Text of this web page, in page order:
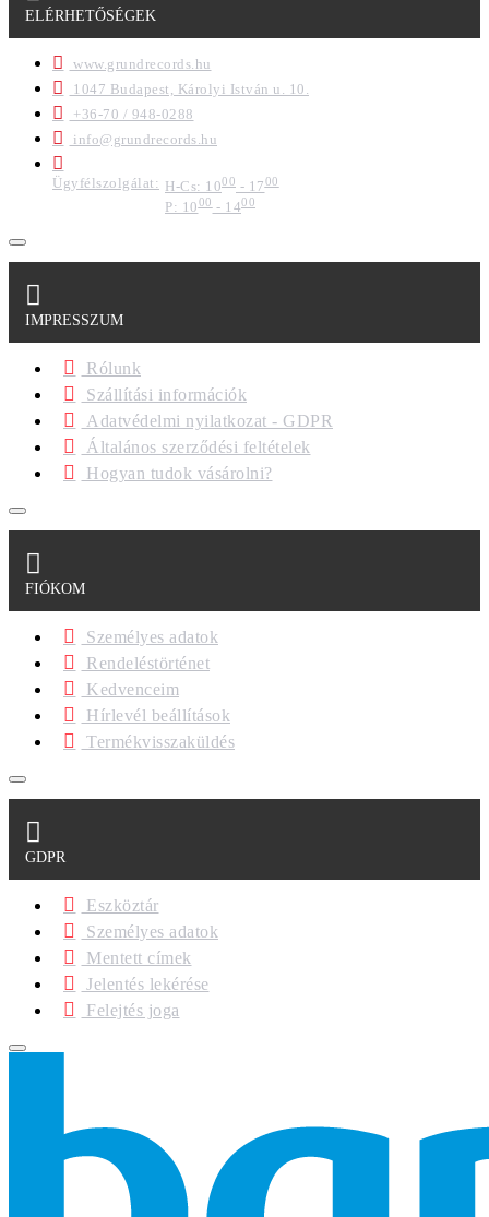
ELÉRHETŐSÉGEK
www.grundrecords.hu
1047 Budapest, Károlyi István u. 10.
+36-70 / 948-0288
info@grundrecords.hu
Ügyfélszolgálat: H-Cs: 1000 - 1700
P: 1000- 1400
IMPRESSZUM
Rólunk
Szállítási információk
Adatvédelmi nyilatkozat - GDPR
Általános szerződési feltételek
Hogyan tudok vásárolni?
FIÓKOM
Személyes adatok
Rendeléstörténet
Kedvenceim
Hírlevél beállítások
Termékvisszaküldés
GDPR
Eszköztár
Személyes adatok
Mentett címek
Jelentés lekérése
Felejtés joga